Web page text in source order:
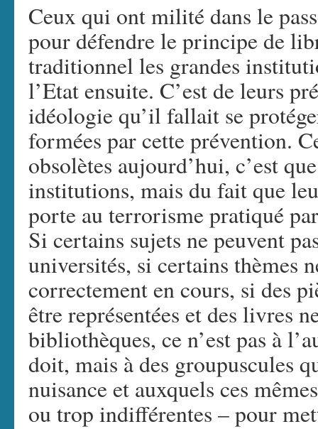
Ceux qui ont milité dans le
pour défendre le principe de
traditionnel les grandes
l’Etat ensuite. C’est de leurs
idéologie qu’il fallait se
formées par cette prévention.
obsolètes aujourd’hui, c’est
institutions, mais du fait que
porte au terrorisme pratiqué
Si certains sujets ne peuvent
universités, si certains thèmes
correctement en cours, si des
être représentées et des livres
bibliothèques, ce n’est pas à
doit, mais à des groupuscules
nuisance et auxquels ces
ou trop indifférentes – pour